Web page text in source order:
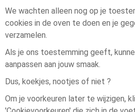
We wachten alleen nog op je
cookies in de oven te doen en je
verzamelen.
Als je ons toestemming geeft,
aanpassen aan jouw smaak.
Dus, koekjes, nootjes of niet ?
Om je voorkeuren later te wijzigen,